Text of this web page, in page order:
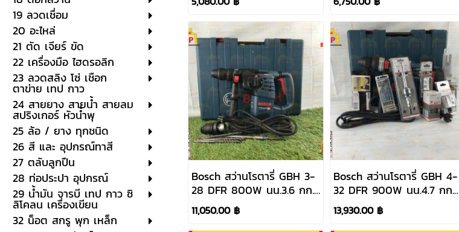
19 ลวดเชื่อม
20 อะไหล่
21 ตัด เจียร์ ขัด
22 เครื่องมือ ไฮดรอลิก
23 ลวดสลิง โซ่ เชือก
ตาข่าย เทป กาว
24 สายยาง สายน้ำ สายลม
สปริงเกอร์ หัวน้ำพุ
25 ล้อ / ยาง ทุกชนิด
26 สี และ อุปกรณ์ทาสี
27 ตลับลูกปืน
28 ท่อประปา อุปกรณ์
29 น้ำมัน จารบี เทป กาว ซิ
ลิโคลน เครื่องเขียน
32 น็อต สกรู พุก เหล็ก
#061125476A
Bosch สว่านโรตารี่ GBH 3-
28 DFR 800W นน.3.6 กก.
(SDS PLUS) #061124A0K0
11,050.00 ฿
Bosch สว่านโรตารี่ GBH 4-
32 DFR 900W นน.4.7 กก.
(SDS PLUS) #06113321K1
13,930.00 ฿